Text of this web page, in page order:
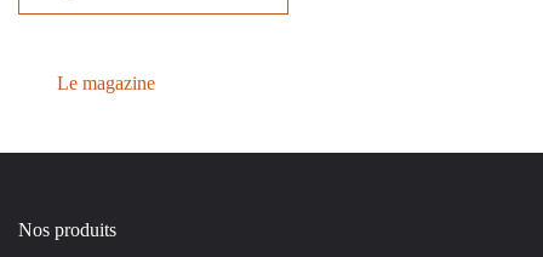
Le magazine
Nos produits